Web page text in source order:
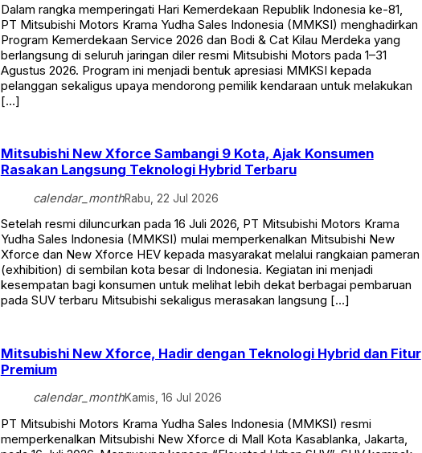
Dalam rangka memperingati Hari Kemerdekaan Republik Indonesia ke-81,
PT Mitsubishi Motors Krama Yudha Sales Indonesia (MMKSI) menghadirkan
Program Kemerdekaan Service 2026 dan Bodi & Cat Kilau Merdeka yang
berlangsung di seluruh jaringan diler resmi Mitsubishi Motors pada 1–31
Agustus 2026. Program ini menjadi bentuk apresiasi MMKSI kepada
pelanggan sekaligus upaya mendorong pemilik kendaraan untuk melakukan
[…]
Mitsubishi New Xforce Sambangi 9 Kota, Ajak Konsumen
Rasakan Langsung Teknologi Hybrid Terbaru
calendar_monthRabu, 22 Jul 2026
Setelah resmi diluncurkan pada 16 Juli 2026, PT Mitsubishi Motors Krama
Yudha Sales Indonesia (MMKSI) mulai memperkenalkan Mitsubishi New
Xforce dan New Xforce HEV kepada masyarakat melalui rangkaian pameran
(exhibition) di sembilan kota besar di Indonesia. Kegiatan ini menjadi
kesempatan bagi konsumen untuk melihat lebih dekat berbagai pembaruan
pada SUV terbaru Mitsubishi sekaligus merasakan langsung […]
Mitsubishi New Xforce, Hadir dengan Teknologi Hybrid dan Fitur
Premium
calendar_monthKamis, 16 Jul 2026
PT Mitsubishi Motors Krama Yudha Sales Indonesia (MMKSI) resmi
memperkenalkan Mitsubishi New Xforce di Mall Kota Kasablanka, Jakarta,